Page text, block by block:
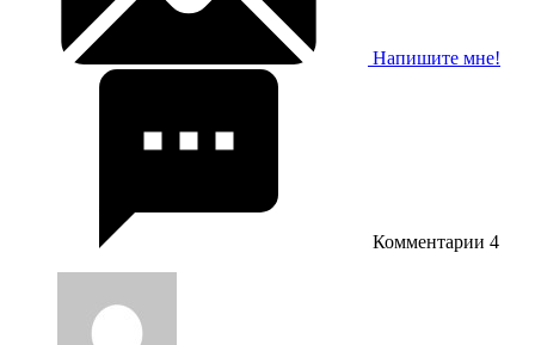
Напишите мне!
Комментарии 4